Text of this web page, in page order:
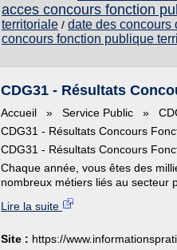
acces concours fonction
territoriale / date des concours
concours fonction publique
CDG31 - Résultats
Accueil » Service Public »
CDG31 - Résultats Concours
CDG31 - Résultats Concours
Chaque année, vous êtes des
nombreux métiers liés au secteur
Lire la suite
Site : https://